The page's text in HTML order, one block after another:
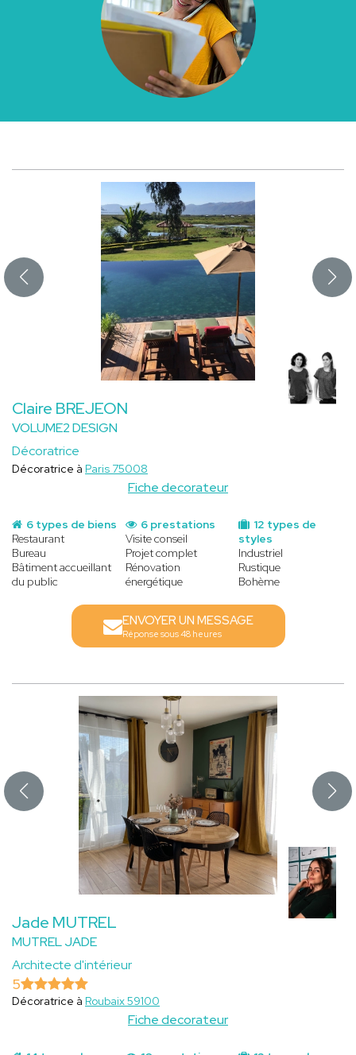
Claire BREJEON
VOLUME2 DESIGN
Décoratrice
Fiche decorateur
Décoratrice à Paris 75008
6 types de biens
Restaurant
Bureau
Bâtiment accueillant
du public
12 types de
styles
Industriel
Rustique
Bohème
6 prestations
Visite conseil
Projet complet
Rénovation
énergétique
ENVOYER UN MESSAGE
Réponse sous 48 heures
Jade MUTREL
MUTREL JADE
Architecte d'intérieur
Fiche decorateur
5
Décoratrice à Roubaix 59100